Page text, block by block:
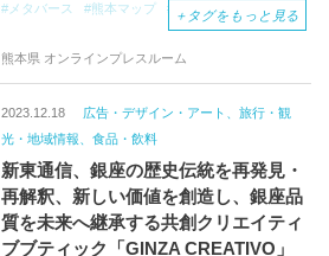
メタバース
熊本マップ
サイバーエージェント
フォートナイト
くまモン島
クリエイティブ
＋ タグをもっと見る
熊本県 オンラインプレスルーム
2023.12.18
広告・デザイン・アート、旅行・観
光・地域情報、食品・飲料
新東通信、銀座の歴史伝統を再発見・
再解釈、新しい価値を創造し、銀座品
質を未来へ継承する共創クリエイティ
ブブティック「GINZA CREATIVO」